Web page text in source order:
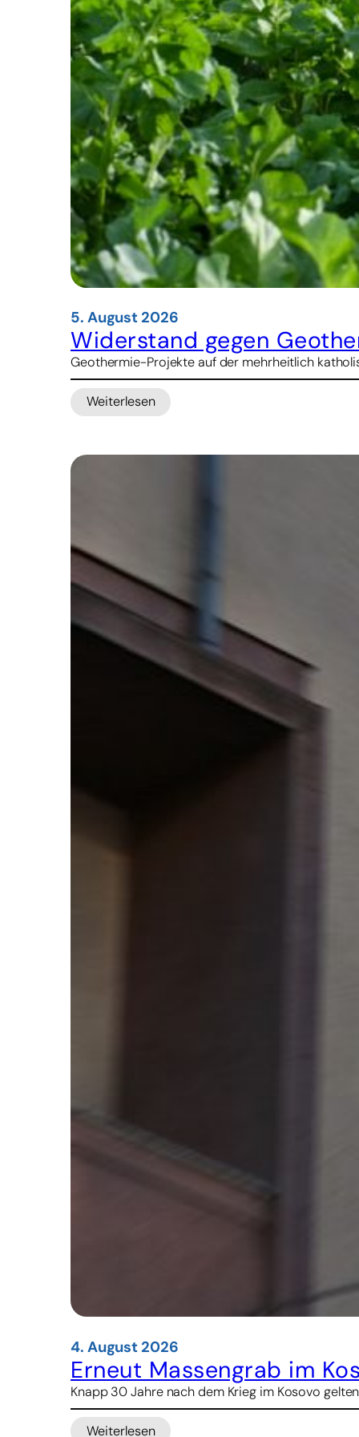
5. August 2026
Widerstand gegen
Geothermie-Projekte auf der mehrheitlich
Weiterlesen
:
4. August 2026
Erneut Massengrab im
Knapp 30 Jahre nach dem Krieg im Kosovo
Weiterlesen